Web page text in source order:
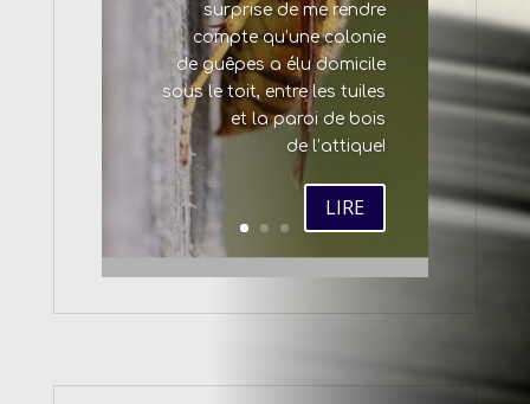
surprise de me rendre
compte qu’une colonie
de guêpes a élu domicile
sous le toit, entre les tuiles
et la paroi de bois
de l’attique!
LIRE